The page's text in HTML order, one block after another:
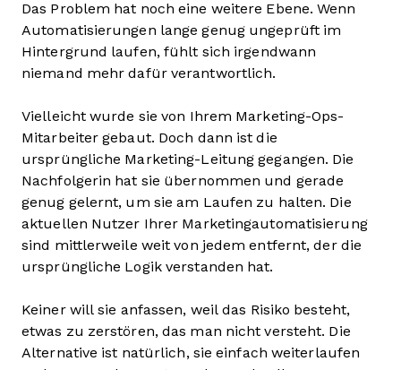
Das Problem hat noch eine weitere Ebene. Wenn
Automatisierungen lange genug ungeprüft im
Hintergrund laufen, fühlt sich irgendwann
niemand mehr dafür verantwortlich.
Vielleicht wurde sie von Ihrem Marketing-Ops-
Mitarbeiter gebaut. Doch dann ist die
ursprüngliche Marketing-Leitung gegangen. Die
Nachfolgerin hat sie übernommen und gerade
genug gelernt, um sie am Laufen zu halten. Die
aktuellen Nutzer Ihrer Marketingautomatisierung
sind mittlerweile weit von jedem entfernt, der die
ursprüngliche Logik verstanden hat.
Keiner will sie anfassen, weil das Risiko besteht,
etwas zu zerstören, das man nicht versteht. Die
Alternative ist natürlich, sie einfach weiterlaufen